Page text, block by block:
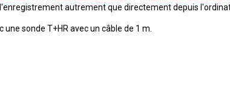
autrement que directement depuis
sonde T+HR avec un câble de 1 m.